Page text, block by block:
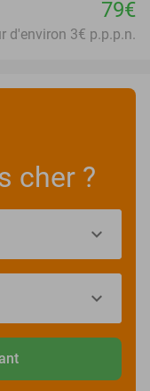
79€
d'environ 3€ p.p.p.n.
cher ?